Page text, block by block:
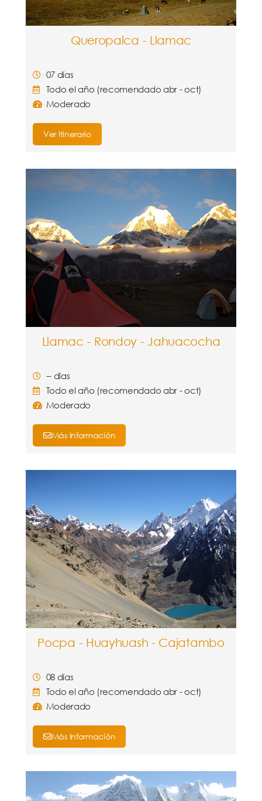
Queropalca - Llamac
07 días
Todo el año (recomendado abr - oct)
Moderado
Ver Itinerario
Llamac - Rondoy - Jahuacocha
-- días
Todo el año (recomendado abr - oct)
Moderado
Más Información
Pocpa - Huayhuash - Cajatambo
08 días
Todo el año (recomendado abr - oct)
Moderado
Más Información